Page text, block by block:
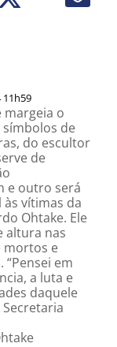
11h59
margeia o
de
do escultor
de
e outro será
vítimas da
Ohtake. Ele
altura nas
mortos e
em
a luta e
daquele